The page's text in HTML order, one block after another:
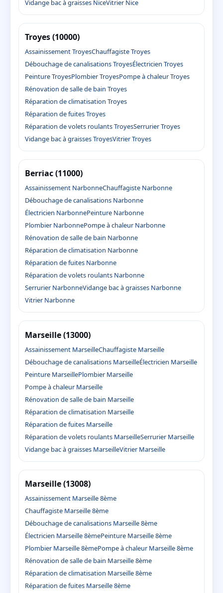
Vidange bac à graisses NiceVitrier Nice
Troyes (10000)
Assainissement TroyesChauffagiste Troyes
Débouchage de canalisations TroyesÉlectricien Troyes
Peinture TroyesPlombier TroyesPompe à chaleur Troyes
Rénovation de salle de bain Troyes
Réparation de climatisation Troyes
Réparation de fuites Troyes
Réparation de volets roulants TroyesSerrurier Troyes
Vidange bac à graisses TroyesVitrier Troyes
Berriac (11000)
Assainissement NarbonneChauffagiste Narbonne
Débouchage de canalisations Narbonne
Électricien NarbonnePeinture Narbonne
Plombier NarbonnePompe à chaleur Narbonne
Rénovation de salle de bain Narbonne
Réparation de climatisation Narbonne
Réparation de fuites Narbonne
Réparation de volets roulants Narbonne
Serrurier NarbonneVidange bac à graisses Narbonne
Vitrier Narbonne
Marseille (13000)
Assainissement MarseilleChauffagiste Marseille
Débouchage de canalisations MarseilleÉlectricien Marseille
Peinture MarseillePlombier Marseille
Pompe à chaleur Marseille
Rénovation de salle de bain Marseille
Réparation de climatisation Marseille
Réparation de fuites Marseille
Réparation de volets roulants MarseilleSerrurier Marseille
Vidange bac à graisses MarseilleVitrier Marseille
Marseille (13008)
Assainissement Marseille 8ème
Chauffagiste Marseille 8ème
Débouchage de canalisations Marseille 8ème
Électricien Marseille 8èmePeinture Marseille 8ème
Plombier Marseille 8èmePompe à chaleur Marseille 8ème
Rénovation de salle de bain Marseille 8ème
Réparation de climatisation Marseille 8ème
Réparation de fuites Marseille 8ème